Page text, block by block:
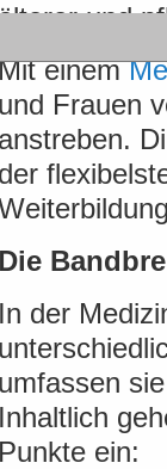
und
einem
und Frauen
anstreben.
der
Die
In der
umfassen
Inhaltlich
Punkte ein: